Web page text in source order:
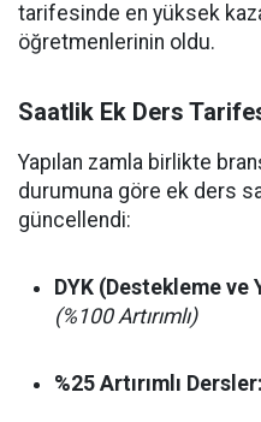
tarifesinde en yüksek
öğretmenlerinin oldu.
Saatlik Ek Ders
Yapılan zamla birlikte
durumuna göre ek ders
güncellendi:
DYK (Destekleme
(%100 Artırımlı)
%25 Artırımlı Dersler: